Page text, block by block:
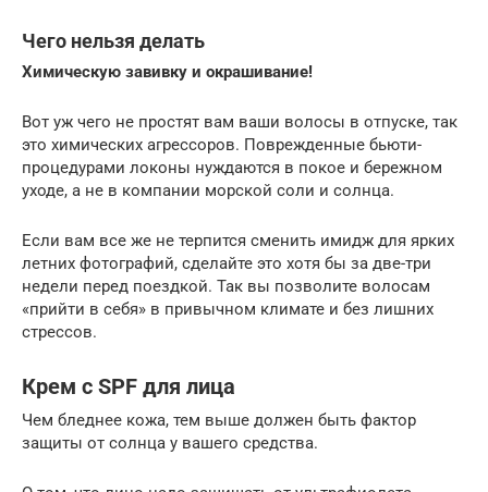
Чего нельзя делать
Химическую завивку и окрашивание!
Вот уж чего не простят вам ваши волосы в отпуске, так
это химических агрессоров. Поврежденные бьюти-
процедурами локоны нуждаются в покое и бережном
уходе, а не в компании морской соли и солнца.
Если вам все же не терпится сменить имидж для ярких
летних фотографий, сделайте это хотя бы за две-три
недели перед поездкой. Так вы позволите волосам
«прийти в себя» в привычном климате и без лишних
стрессов.
Крем с SPF для лица
Чем бледнее кожа, тем выше должен быть фактор
защиты от солнца у вашего средства.